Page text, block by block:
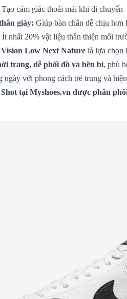
Tạo cảm giác thoải mái khi di chuyển
giày: Giúp bàn chân dễ chịu hơn
Ít nhất 20% vật liệu thân thiện môi
Low Next Nature là lựa chọn
trang, dễ phối đồ và bền bỉ, phù
ngày với phong cách trẻ trung và
tại Myshoes.vn được phân